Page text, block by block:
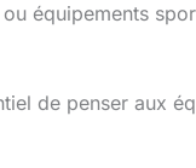
équipements
de penser aux